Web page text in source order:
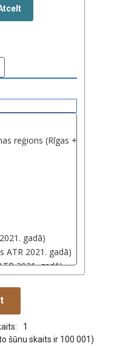
1
šūnu skaits ir 100 001)